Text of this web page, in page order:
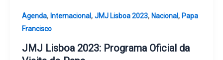
Agenda, Internacional, JMJ Lisboa 2023, Nacional, Papa
Francisco
JMJ Lisboa 2023: Programa Oficial da